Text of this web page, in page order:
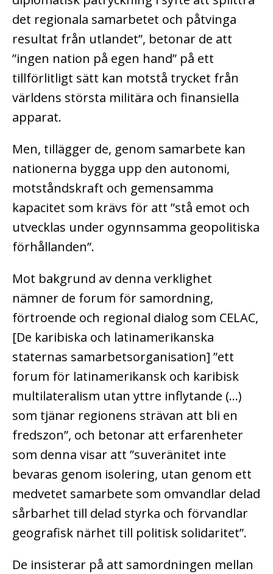
det regionala samarbetet och påtvinga
resultat från utlandet”, betonar de att
”ingen nation på egen hand” på ett
tillförlitligt sätt kan motstå trycket från
världens största militära och finansiella
apparat.
Men, tillägger de, genom samarbete kan
nationerna bygga upp den autonomi,
motståndskraft och gemensamma
kapacitet som krävs för att ”stå emot och
utvecklas under ogynnsamma geopolitiska
förhållanden”.
Mot bakgrund av denna verklighet
nämner de forum för samordning,
förtroende och regional dialog som CELAC,
[De karibiska och latinamerikanska
staternas samarbetsorganisation] ”ett
forum för latinamerikansk och karibisk
multilateralism utan yttre inflytande (…)
som tjänar regionens strävan att bli en
fredszon”, och betonar att erfarenheter
som denna visar att ”suveränitet inte
bevaras genom isolering, utan genom ett
medvetet samarbete som omvandlar delad
sårbarhet till delad styrka och förvandlar
geografisk närhet till politisk solidaritet”.
De insisterar på att samordningen mellan